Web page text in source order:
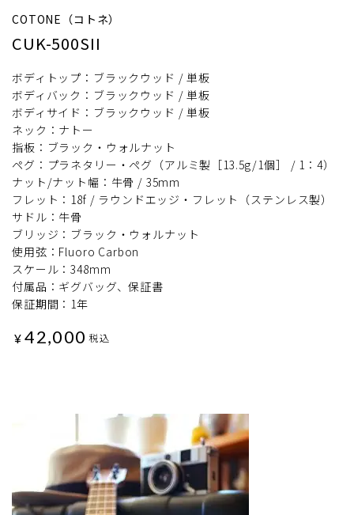
COTONE（コトネ）
CUK-500SII
ボディトップ：ブラックウッド / 単板
ボディバック：ブラックウッド / 単板
ボディサイド：ブラックウッド / 単板
ネック：ナトー
指板：ブラック・ウォルナット
ペグ：プラネタリー・ペグ（アルミ製［13.5g/1個］ / 1：4）
ナット/ナット幅：牛骨 / 35mm
フレット：18f / ラウンドエッジ・フレット（ステンレス製）
サドル：牛骨
ブリッジ：ブラック・ウォルナット
使用弦：Fluoro Carbon
スケール：348mm
付属品：ギグバッグ、保証書
保証期間：1年
¥ 42,000 税込